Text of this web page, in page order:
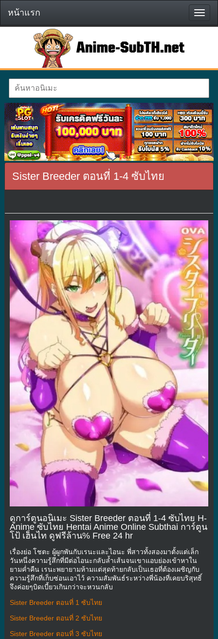
หน้า
แรก
หน้าแรก
Sister Breeder ตอนที่ 1-4 ซับไทย
ดูการ์ตูนอนิเมะ Sister Breeder ตอนที่ 1-4 ซับไทย H-
Anime ซับไทย Hentai Anime Online Subthai การ์ตูน
โป้ เฮ็นไท ดูฟรีล้าน% Free 24 hr
เรื่องย่อ โชตะ ผู้ผูกพันกับเรนะและไอนะ พี่สาวทั้งสองมาตั้งแต่เล็ก
วันหนึ่งความรู้สึกที่มีต่อไอนะกลับล้ำเส้นจนเขาแอบย่องเข้าหาใน
ยามค่ำคืน เรนะพยายามห้ามแต่สุดท้ายกลับเป็นเธอที่ต้องเผชิญกับ
ความรู้สึกที่เก็บซ่อนเอาไว้ ความสัมพันธ์ระหว่างพี่น้องที่เคยบริสุทธิ์
จึงค่อยๆบิดเบี้ยวเกินกว่าจะหวนกลับ
Sister Breeder ตอนที่ 1 ซับไทย
Sister Breeder ตอนที่ 2 ซับไทย
Sister Breeder ตอนที่ 3 ซับไทย